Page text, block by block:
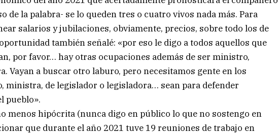
de la palabra- se lo queden tres o cuatro vivos nada más. Para
salarios y jubilaciones, obviamente, precios, sobre todo los de
también señalé: «por eso le digo a todos aquellos que
por favor… hay otras ocupaciones además de ser ministro,
Vayan a buscar otro laburo, pero necesitamos gente en los
ministra, de legislador o legisladora… sean para defender
pueblo».
menos hipócrita (nunca digo en público lo que no sostengo en
que durante el año 2021 tuve 19 reuniones de trabajo en